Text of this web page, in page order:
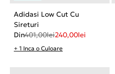
Adidasi Low Cut Cu
Sireturi
Din401,00lei240,00lei
+ 1 Inca o Culoare